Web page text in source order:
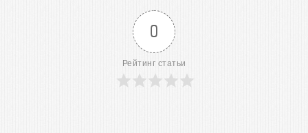
0
Рейтинг статьи